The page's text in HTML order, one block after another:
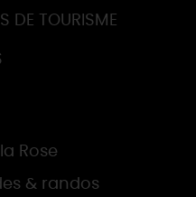
DE TOURISME
Rose
& randos